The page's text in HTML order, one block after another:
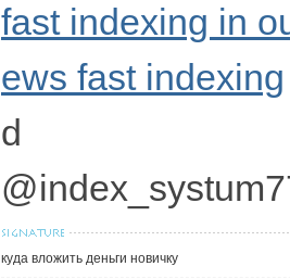
fast indexing in
ews fast indexing
d
куда вложить деньги новичку